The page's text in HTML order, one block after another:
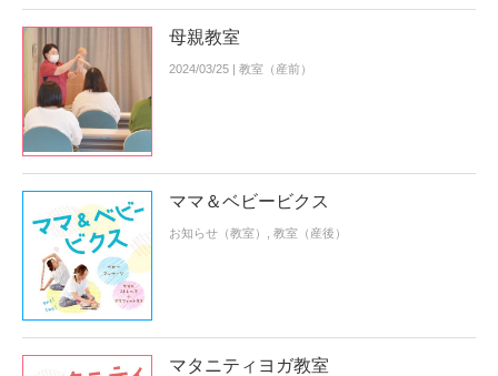
母親教室
2024/03/25 | 教室（産前）
ママ＆ベビービクス
お知らせ（教室） 教室（産後）
マタニティヨガ教室